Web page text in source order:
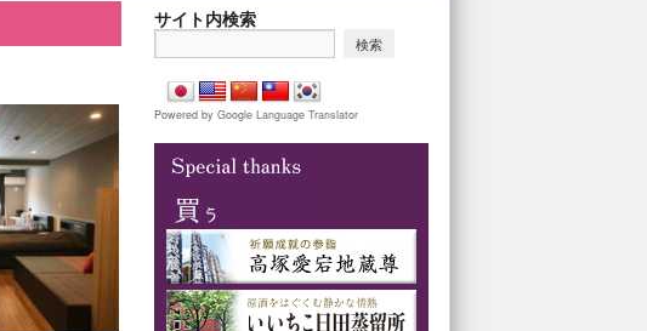
サイト内検索
Powered by Google Language Translator